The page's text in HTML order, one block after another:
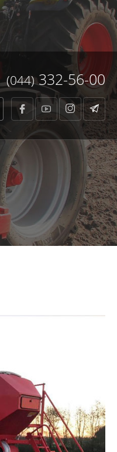
(044)332-56-00